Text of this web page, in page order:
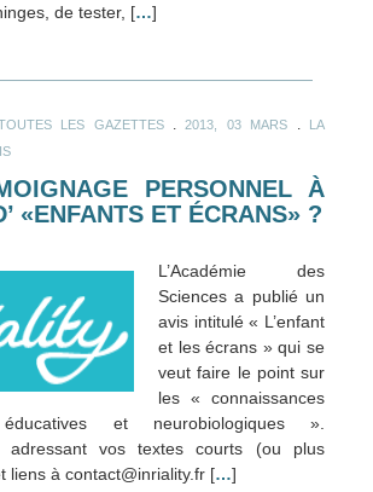
de tester, […]
LES GAZETTES.2013, 03 MARS
LA
PERSONNEL À
«ENFANTS ET ÉCRANS» ?
L’Académie des
Sciences a publié un
avis intitulé « L’enfant
et les écrans » qui se
veut faire le point sur
les « connaissances
éducatives et neurobiologiques ».
adressant vos textes courts (ou plus
liens à contact@inriality.fr […]